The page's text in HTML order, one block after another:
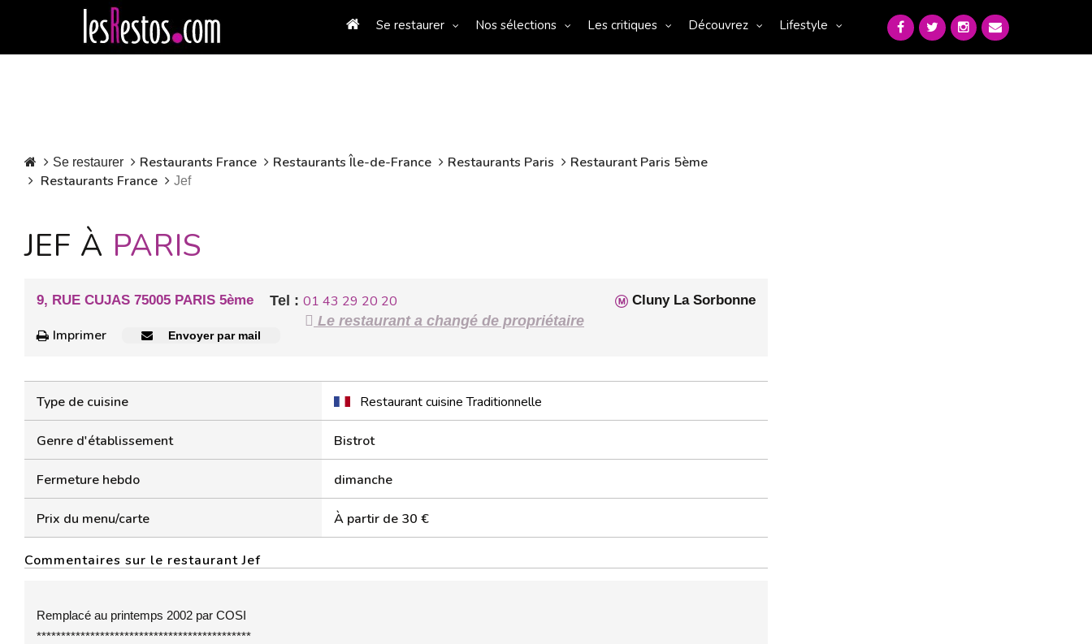
Se restaurer Nos sélections Les critiques Découvrez Lifestyle
Se restaurer Restaurants France Restaurants Île-de-France Restaurants Paris
Restaurant Paris 5ème
Restaurants France
Jef
JEF À PARIS
9, RUE CUJAS 75005 PARIS 5ème Cluny La Sorbonne
Tel : 01 43 29 20 20
Imprimer
Envoyer par mail
Le restaurant a changé de propriétaire
Type de cuisine Restaurant cuisine Traditionnelle
Genre d'établissement Bistrot
Fermeture hebdo dimanche
Prix du menu/carte À partir de 30 €
Commentaires sur le restaurant Jef
Remplacé au printemps 2002 par COSI
********************************************